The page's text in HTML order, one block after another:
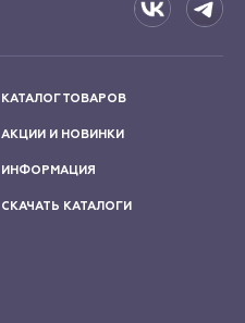
КАТАЛОГ ТОВАРОВ
АКЦИИ И НОВИНКИ
ИНФОРМАЦИЯ
СКАЧАТЬ КАТАЛОГИ